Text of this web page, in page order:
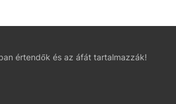
értendők és az áfát tartalmazzák!